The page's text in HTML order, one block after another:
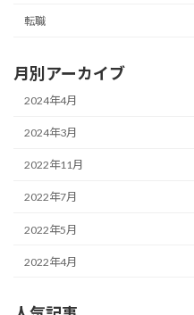
転職
月別アーカイブ
2024年4月
2024年3月
2022年11月
2022年7月
2022年5月
2022年4月